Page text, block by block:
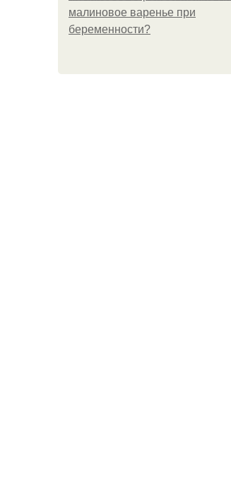
малиновое варенье при
беременности?